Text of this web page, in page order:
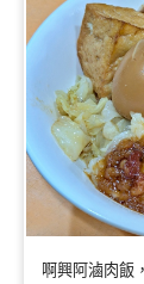
啊興阿滷肉飯